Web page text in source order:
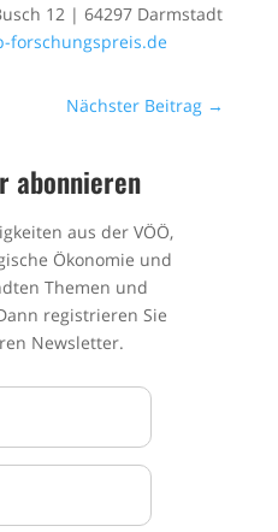
12 | 64297 Darmstadt
forschungspreis.de
Nächster Beitrag →
abonnieren
aus der VÖÖ,
Ökonomie und
Themen und
registrieren Sie
Newsletter.